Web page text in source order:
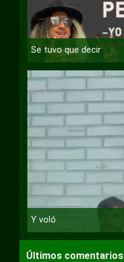
Se tuvo que decir
Y voló
Últimos comentarios